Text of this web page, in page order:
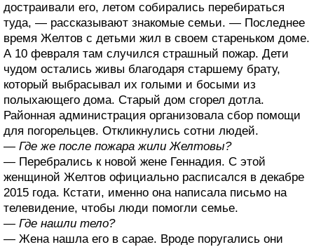
достраивали его, летом собирались перебираться
туда, — рассказывают знакомые семьи. — Последнее
время Желтов с детьми жил в своем стареньком доме.
А 10 февраля там случился страшный пожар. Дети
чудом остались живы благодаря старшему брату,
который выбрасывал их голыми и босыми из
полыхающего дома. Старый дом сгорел дотла.
Районная администрация организовала сбор помощи
для погорельцев. Откликнулись сотни людей.
— Где же после пожара жили Желтовы?
— Перебрались к новой жене Геннадия. С этой
женщиной Желтов официально расписался в декабре
2015 года. Кстати, именно она написала письмо на
телевидение, чтобы люди помогли семье.
— Где нашли тело?
— Жена нашла его в сарае. Вроде поругались они